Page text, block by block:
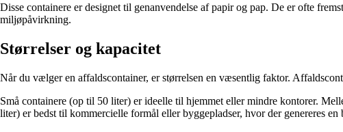
Disse containere er designet til genanvendelse af papir og pap. De er ofte
miljøpåvirkning.
Størrelser og kapacitet
Når du vælger en affaldscontainer, er størrelsen en væsentlig faktor.
Små containere (op til 50 liter) er ideelle til hjemmet eller mindre kontorer.
liter) er bedst til kommercielle formål eller byggepladser, hvor der genereres